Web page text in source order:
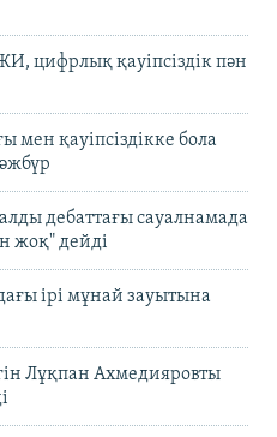
цифрлық қауіпсіздік пән
қауіпсіздікке бола
дебаттағы сауалнамада
жоқ" дейді
ірі мұнай зауытына
Лұқпан Ахмедияровты